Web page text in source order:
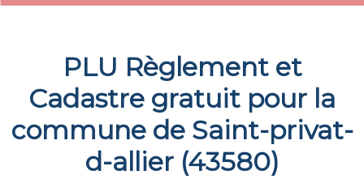
PLU Règlement et
Cadastre gratuit pour la
commune de Saint-privat-
d-allier(43580)